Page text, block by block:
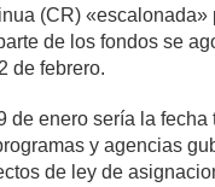
(CR) «escalonada»
de los fondos se
de febrero.
de enero sería la fecha
y agencias
de ley de